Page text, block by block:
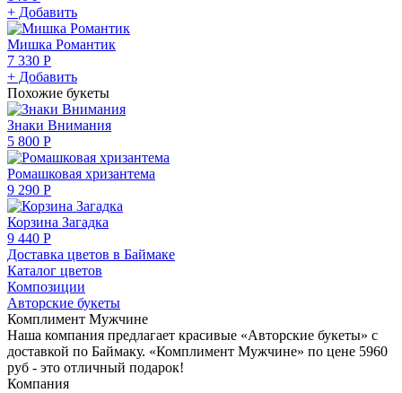
+ Добавить
Мишка Романтик
7 330 Р
+ Добавить
Похожие букеты
Знаки Внимания
5 800 Р
Ромашковая хризантема
9 290 Р
Корзина Загадка
9 440 Р
Доставка цветов в Баймаке
Каталог цветов
Композиции
Авторские букеты
Комплимент Мужчине
Наша компания предлагает красивые «Авторские букеты» с
доставкой по Баймаку. «Комплимент Мужчине» по цене 5960
руб - это отличный подарок!
Компания